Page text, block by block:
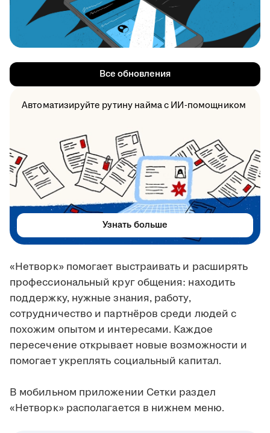
«Нетворк» помогает выстраивать и расширять
профессиональный круг общения: находить
поддержку, нужные знания, работу,
сотрудничество и партнёров среди людей с
похожим опытом и интересами. Каждое
пересечение открывает новые возможности и
помогает укреплять социальный капитал.
В мобильном приложении Сетки раздел
«Нетворк» располагается в нижнем меню.
Все обновления
Автоматизируйте рутину найма с ИИ-помощником
Узнать больше